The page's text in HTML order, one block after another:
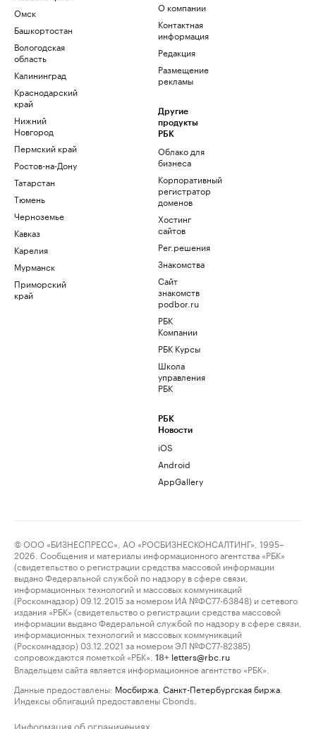
Омск
Башкортостан
Вологодская
область
Калининград
Краснодарский
край
Нижний
Новгород
Пермский край
Ростов-на-Дону
Татарстан
Тюмень
Черноземье
Кавказ
Карелия
Мурманск
Приморский
край
О компании
Контактная
информация
Редакция
Размещение
рекламы
Другие
продукты
РБК
Облако для
бизнеса
Корпоративный
регистратор
доменов
Хостинг
сайтов
Рег.решения
Знакомства
Сайт
знакомств
podbor.ru
РБК
Компании
РБК Курсы
Школа
управления
РБК
РБК
Новости
iOS
Android
AppGallery
© ООО «БИЗНЕСПРЕСС», АО «РОСБИЗНЕСКОНСАЛТИНГ», 1995–
2026. Сообщения и материалы информационного агентства «РБК»
(свидетельство о регистрации средства массовой информации
выдано Федеральной службой по надзору в сфере связи,
информационных технологий и массовых коммуникаций
(Роскомнадзор) 09.12.2015 за номером ИА №ФС77-63848) и сетевого
издания «РБК» (свидетельство о регистрации средства массовой
информации выдано Федеральной службой по надзору в сфере связи,
информационных технологий и массовых коммуникаций
(Роскомнадзор) 03.12.2021 за номером ЭЛ №ФС77-82385)
сопровождаются пометкой «РБК».
18+ letters@rbc.ru
Владельцем сайта является информационное агентство «РБК».
Данные предоставлены: Мосбиржа Санкт-Петербургская биржа
Индексы облигаций предоставлены Cbonds.
Информация об ограничениях